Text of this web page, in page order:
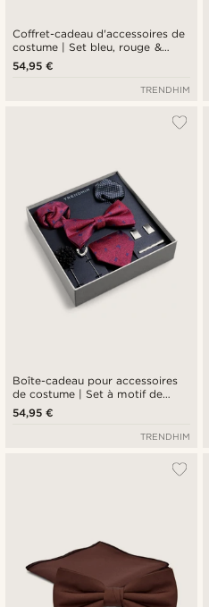
Coffret-cadeau d'accessoires de
costume | Set bleu, rouge &
argenté
54,95 €
TRENDHIM
Boîte-cadeau pour accessoires
de costume | Set à motif de
nœud rouge pourpre & Bleu
royal
54,95 €
TRENDHIM